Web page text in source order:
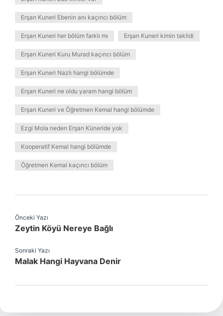
Erşan Kuneri Ebenin anı kaçıncı bölüm
Erşan Kuneri her bölüm farklı mı Erşan Kuneri kimin taklidi
Erşan Kuneri Kuru Murad kaçıncı bölüm
Erşan Kuneri Nazlı hangi bölümde
Erşan Kuneri ne oldu yaram hangi bölüm
Erşan Kuneri ve Öğretmen Kemal hangi bölümde
Ezgi Mola neden Erşan Küneride yok
Kooperatif Kemal hangi bölümde
Öğretmen Kemal kaçıncı bölüm
Önceki Yazı
Zeytin Köyü Nereye Bağlı
Sonraki Yazı
Malak Hangi Hayvana Denir